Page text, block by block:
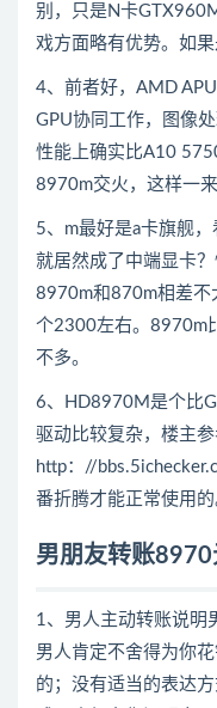
别，只是N卡
戏方面略有优势。如
4、前者好，AMD
GPU协同工作，图像
性能上确实比A10
8970m交火，这样一
5、m最好是a卡旗舰
就居然成了中端显卡
8970m和870m相差不
个2300左右。8970m
不多。
6、HD8970M是个比
驱动比较复杂，楼主参
http：//
番折腾才能正常使用的
男朋友转账8970
1、男人主动转账说明
男人肯定不舍得为你
的；没有适当的表达